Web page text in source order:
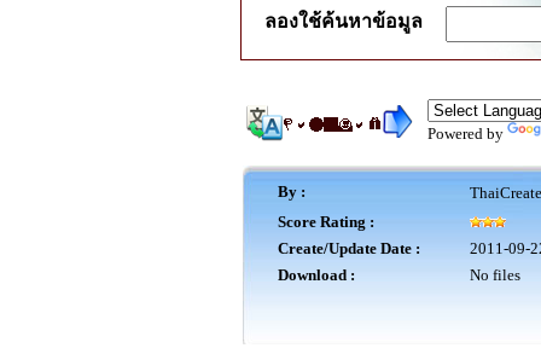
ลองใช้ค้นหาข้อมูล
Powered by
By :
Score Rating :
Create/Update Date :
2011-09-
Download :
No files